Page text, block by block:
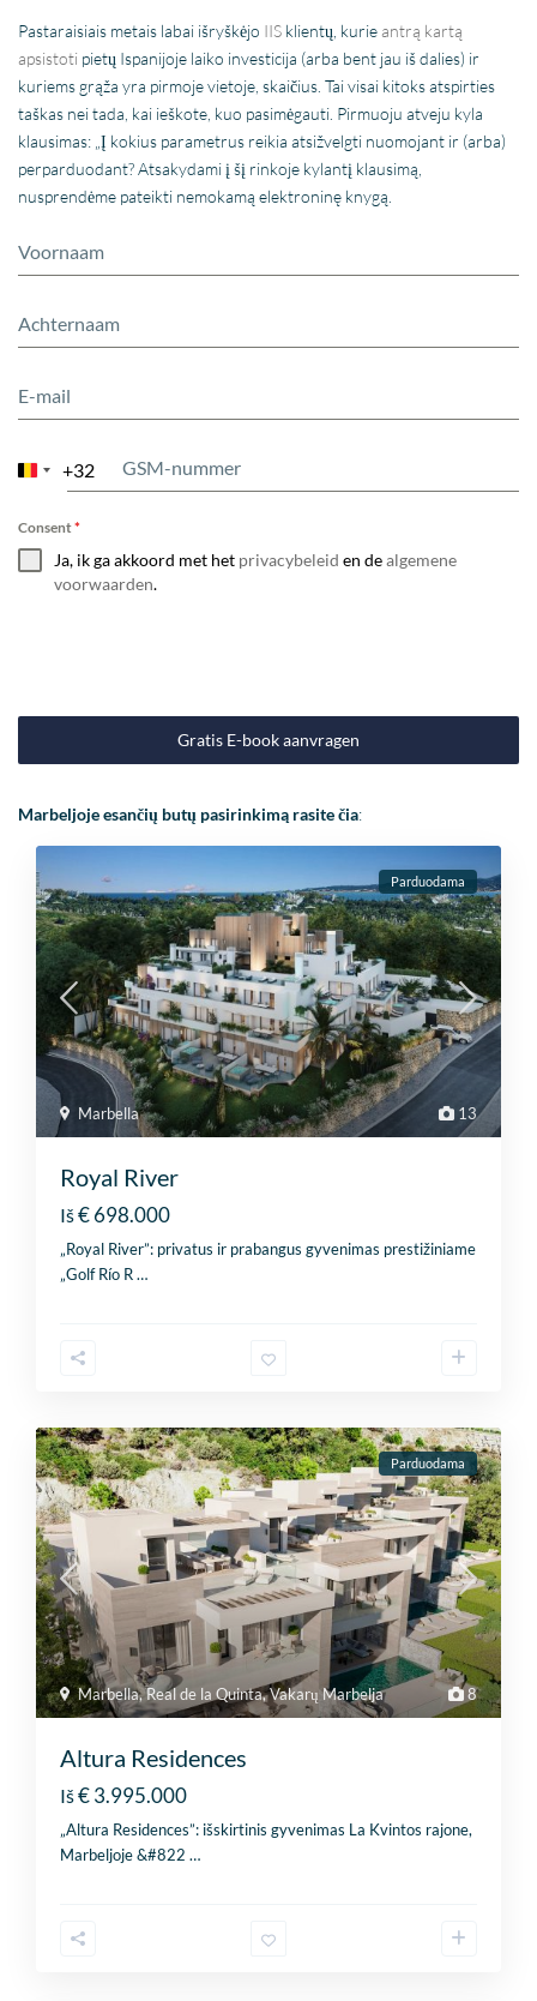
Pastaraisiais metais labai išryškėjo IIS klientų, kurieantrą kartą
apsistoti pietų Ispanijoje laiko investicija (arba bent jau iš dalies) ir
kuriems grąža yra pirmoje vietoje, skaičius. Tai visai kitoks atspirties
taškas nei tada, kai ieškote, kuo pasimėgauti. Pirmuoju atveju kyla
klausimas: „Į kokius parametrus reikia atsižvelgti nuomojant ir (arba)
perparduodant? Atsakydami į šį rinkoje kylantį klausimą,
nusprendėme pateikti nemokamą elektroninę knygą.
Belgium
+32
Consent*
Ja, ik ga akkoord met het privacybeleid en dealgemene
voorwaarden.
Gratis E-book aanvragen
Marbeljoje esančių butų pasirinkimą rasite čia:
13
Marbella
Parduodama
Royal River
Iš€ 698.000
„Royal River”: privatus ir prabangus gyvenimas prestižiniame
„Golf Río R…
8
Marbella,Real de la Quinta,Vakarų Marbelja
Parduodama
Altura Residences
Iš€ 3.995.000
„Altura Residences”: išskirtinis gyvenimas La Kvintos rajone,
Marbeljoje &#822…